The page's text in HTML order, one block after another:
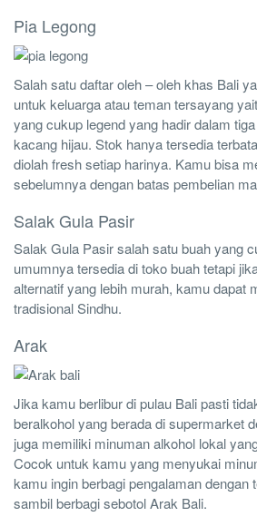
Pia Legong
Salah satu daftar oleh – oleh khas Bali
untuk keluarga atau teman tersayang
yang cukup legend yang hadir dalam
kacang hijau. Stok hanya tersedia
diolah fresh setiap harinya. Kamu bisa
sebelumnya dengan batas pembelian
Salak Gula Pasir
Salak Gula Pasir salah satu buah yang
umumnya tersedia di toko buah tetapi
alternatif yang lebih murah, kamu dapat
tradisional Sindhu.
Arak
Jika kamu berlibur di pulau Bali pasti
beralkohol yang berada di supermarket
juga memiliki minuman alkohol lokal
Cocok untuk kamu yang menyukai
kamu ingin berbagi pengalaman dengan
sambil berbagi sebotol Arak Bali.